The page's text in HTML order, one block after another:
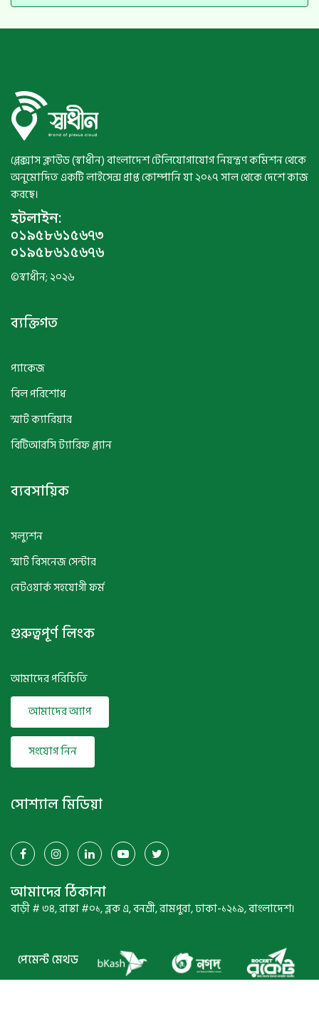
প্লেক্সাস ক্লাউড (স্বাধীন) বাংলাদেশ টেলিযোগাযোগ নিয়ন্ত্রণ কমিশন থেকে
অনুমোদিত একটি লাইসেন্স প্রাপ্ত কোম্পানি যা ২০১৭ সাল থেকে দেশে কাজ
করছে।
হটলাইন:
০১৯৫৮৬১৫৬৭৩
০১৯৫৮৬১৫৬৭৬
©স্বাধীন; ২০২৬
ব্যক্তিগত
প্যাকেজ
বিল পরিশোধ
স্মার্ট ক্যারিয়ার
বিটিআরসি ট্যারিফ প্ল্যান
ব্যবসায়িক
সল্যুশন
স্মার্ট বিসনেজ সেন্টার
নেটওয়ার্ক সহযোগী ফর্ম
গুরুত্বপূর্ণ লিংক
আমাদের পরিচিতি
আমাদের অ্যাপ
সংযোগ নিন
সোশ্যাল মিডিয়া
আমাদের ঠিকানা
বাড়ী # ৩৪, রাস্তা #০১, ব্লক এ, বনশ্রী, রামপুরা, ঢাকা-১২১৯, বাংলাদেশ।
পেমেন্ট মেথড